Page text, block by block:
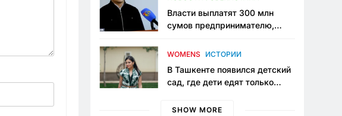
Власти выплатят 300 млн
сумов предпринимателю,
тюрьме по незаконному
WOMENS ИСТОРИИ
В Ташкенте появился детский
сад, где дети едят только
мама, которая устала просить
SHOW MORE